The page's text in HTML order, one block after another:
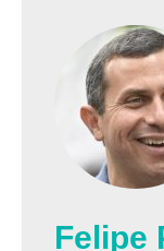
Felipe